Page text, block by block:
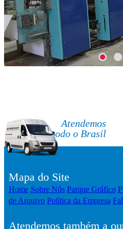
Atendemos
todo o Brasil
Mapa do Site
Home Sobre Nós Parque Gráfico
de Arquivo Política da Empresa
Atendemos também a